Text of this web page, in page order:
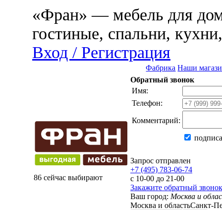
«Фран» — мебель для
гостиные, спальни,
Вход / Регистрация
Фабрика Наши
86 сейчас выбирают
Обратный звонок
Имя:
Телефон:
Комментарий:
Запрос отправлен
+7 (495) 783-06-74
с 10-00 до 21-00
Закажите обратный звонок
Ваш город: Москва и
Москва и областьСанкт-